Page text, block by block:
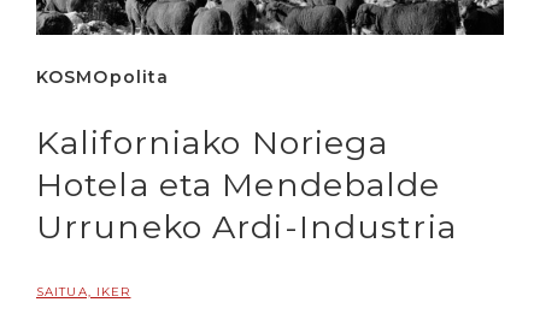
KOSMOpolita
Kaliforniako Noriega
Hotela eta Mendebalde
Urruneko Ardi-Industria
SAITUA, IKER